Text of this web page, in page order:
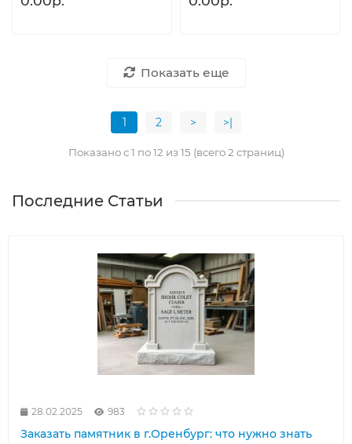
Показать еще
1 2 > >|
Показано с 1 по 12 из 15 (всего 2 страниц)
Последние Статьи
28.02.2025 983
Заказать памятник в г.Оренбург: что нужно знать